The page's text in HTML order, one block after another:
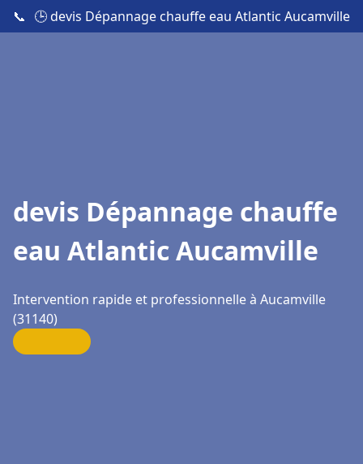
📞 🕒 devis Dépannage chauffe eau Atlantic Aucamville
devis Dépannage chauffe
eau Atlantic Aucamville
Intervention rapide et professionnelle à Aucamville
(31140)